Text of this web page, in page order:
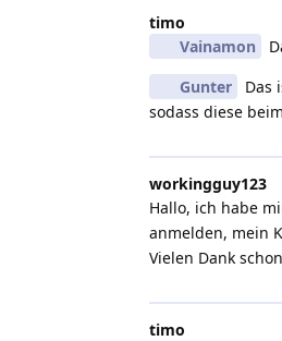
timo
Vainamon
Gunter
Das
sodass diese
workingguy123
Hallo, ich habe
anmelden, mein
Vielen Dank
timo